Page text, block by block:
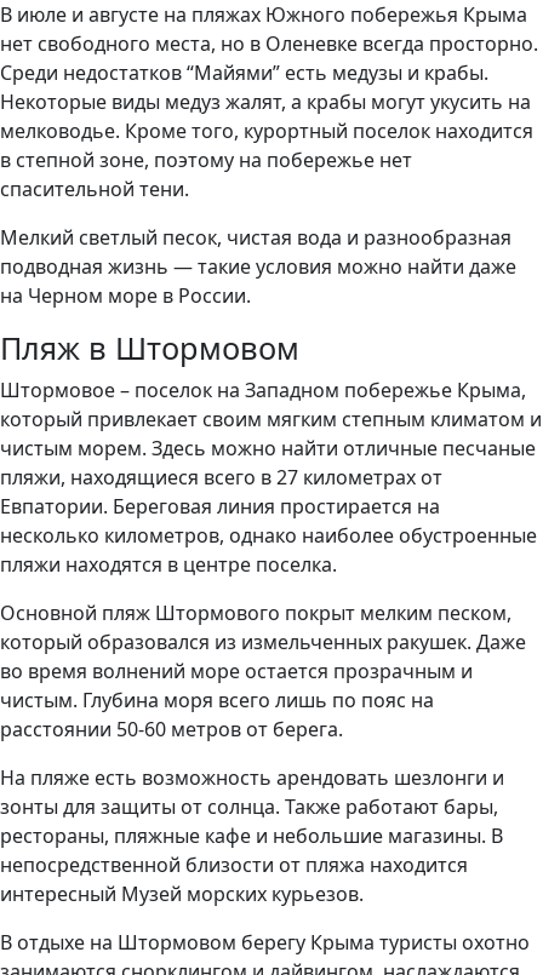
В июле и августе на пляжах Южного побережья Крыма
нет свободного места, но в Оленевке всегда просторно.
Среди недостатков “Майями” есть медузы и крабы.
Некоторые виды медуз жалят, а крабы могут укусить на
мелководье. Кроме того, курортный поселок находится
в степной зоне, поэтому на побережье нет
спасительной тени.
Мелкий светлый песок, чистая вода и разнообразная
подводная жизнь — такие условия можно найти даже
на Черном море в России.
Пляж в Штормовом
Штормовое – поселок на Западном побережье Крыма,
который привлекает своим мягким степным климатом и
чистым морем. Здесь можно найти отличные песчаные
пляжи, находящиеся всего в 27 километрах от
Евпатории. Береговая линия простирается на
несколько километров, однако наиболее обустроенные
пляжи находятся в центре поселка.
Основной пляж Штормового покрыт мелким песком,
который образовался из измельченных ракушек. Даже
во время волнений море остается прозрачным и
чистым. Глубина моря всего лишь по пояс на
расстоянии 50-60 метров от берега.
На пляже есть возможность арендовать шезлонги и
зонты для защиты от солнца. Также работают бары,
рестораны, пляжные кафе и небольшие магазины. В
непосредственной близости от пляжа находится
интересный Музей морских курьезов.
В отдыхе на Штормовом берегу Крыма туристы охотно